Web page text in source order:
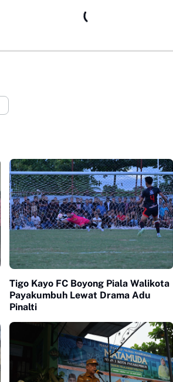
Tigo Kayo FC Boyong Piala Walikota
Payakumbuh Lewat Drama Adu
Pinalti